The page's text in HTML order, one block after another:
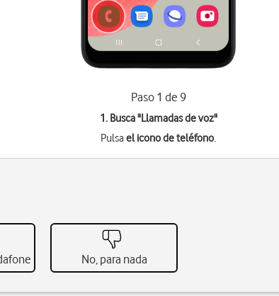
Paso 1 de 9
1. Busca "Llamadas de voz"
Pulsael icono de teléfono.
No, para nada